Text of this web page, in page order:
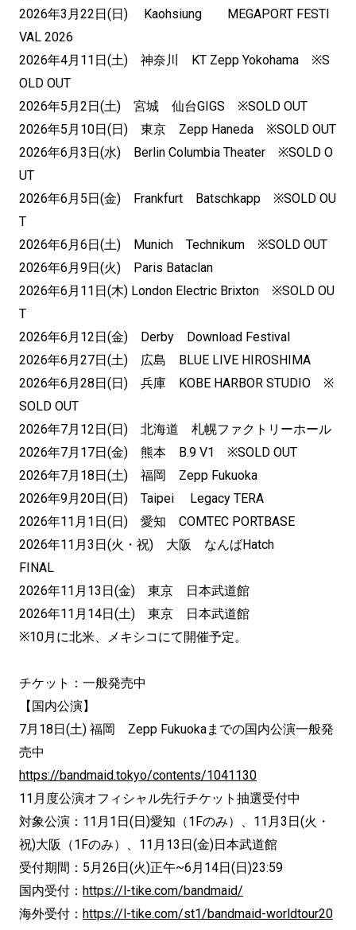
2026年3月22日(日) Kaohsiung MEGAPORT FESTI
VAL 2026
2026年4月11日(土) 神奈川 KT Zepp Yokohama ※S
OLD OUT
2026年5月2日(土) 宮城 仙台GIGS ※SOLD OUT
2026年5月10日(日) 東京 Zepp Haneda ※SOLD OUT
2026年6月3日(水) Berlin Columbia Theater ※SOLD O
UT
2026年6月5日(金) Frankfurt Batschkapp ※SOLD OU
T
2026年6月6日(土) Munich Technikum ※SOLD OUT
2026年6月9日(火) Paris Bataclan
2026年6月11日(木) London Electric Brixton ※SOLD OU
T
2026年6月12日(金) Derby Download Festival
2026年6月27日(土) 広島 BLUE LIVE HIROSHIMA
2026年6月28日(日) 兵庫 KOBE HARBOR STUDIO ※
SOLD OUT
2026年7月12日(日) 北海道 札幌ファクトリーホール
2026年7月17日(金) 熊本 B.9 V1 ※SOLD OUT
2026年7月18日(土) 福岡 Zepp Fukuoka
2026年9月20日(日) Taipei Legacy TERA
2026年11月1日(日) 愛知 COMTEC PORTBASE
2026年11月3日(火・祝) 大阪 なんばHatch
FINAL
2026年11月13日(金) 東京 日本武道館
2026年11月14日(土) 東京 日本武道館
※10月に北米、メキシコにて開催予定。
チケット：一般発売中
【国内公演】
7月18日(土) 福岡 Zepp Fukuokaまでの国内公演一般発
売中
https://bandmaid.tokyo/contents/1041130
11月度公演オフィシャル先行チケット抽選受付中
対象公演：11月1日(日)愛知（1Fのみ）、11月3日(火・
祝)大阪（1Fのみ）、11月13日(金)日本武道館
受付期間：5月26日(火)正午~6月14日(日)23:59
国内受付： https://l-tike.com/bandmaid/
海外受付： https://l-tike.com/st1/bandmaid-worldtour20